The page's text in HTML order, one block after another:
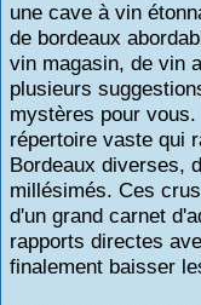
une cave à vin
de bordeaux
vin magasin, de vin
plusieurs
mystères pour
répertoire vaste qui
Bordeaux diverses,
millésimés. Ces
d'un grand carnet
rapports directes
finalement baisser